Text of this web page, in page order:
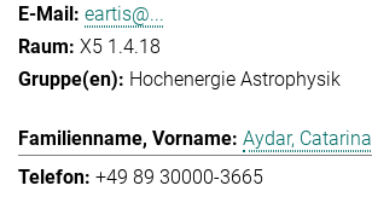
eartis@...
X5 1.4.18
Hochenergie Astrophysik
Aydar, Catarina
+49 89 30000-3665